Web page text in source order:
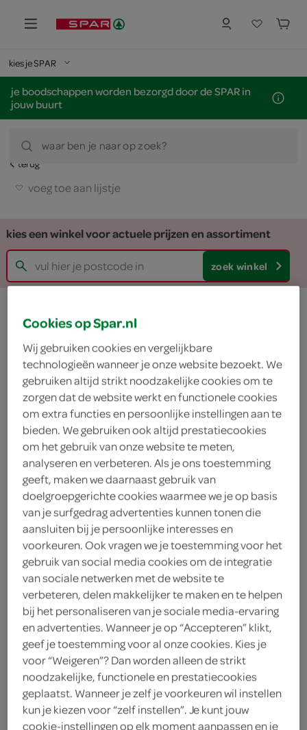
kies je SPAR
je boodschappen worden bezorgd door de SPAR in
jouw buurt
waar ben je naar op zoek?
terug
voeg toe aan lijstje
kies een winkel voor actuele prijzen en assortiment
zoek winkel
FoodClub warme pizza
funghi
FoodClub
1 Stuks
Let op: aanbiedingen zijn niet zichtbaar bij de
Cookies op Spar.nl
Wij gebruiken cookies en vergelijkbare
technologieën wanneer je onze website bezoekt. We
gebruiken altijd strikt noodzakelijke cookies om te
zorgen dat de website werkt en functionele cookies
om extra functies en persoonlijke instellingen aan te
bieden. We gebruiken ook altijd prestatiecookies
om het gebruik van onze website te meten,
analyseren en verbeteren. Als je ons toestemming
geeft, maken we daarnaast gebruik van
doelgroepgerichte cookies waarmee we je op basis
van je surfgedrag advertenties kunnen tonen die
aansluiten bij je persoonlijke interesses en
voorkeuren. Ook vragen we je toestemming voor het
gebruik van social media cookies om de integratie
van sociale netwerken met de website te
verbeteren, delen makkelijker te maken en te helpen
bij het personaliseren van je sociale media-ervaring
en advertenties. Wanneer je op “Accepteren” klikt,
geef je toestemming voor al onze cookies. Kies je
voor “Weigeren”? Dan worden alleen de strikt
noodzakelijke, functionele en prestatiecookies
geplaatst. Wanneer je zelf je voorkeuren wil instellen
kun je kiezen voor “zelf instellen”. Je kunt jouw
cookie-instellingen op elk moment aanpassen en je